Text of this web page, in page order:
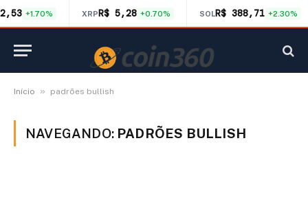
+1.70% XRPR$ 5,28 +0.70% SOLR$ 388,71 +2.30%
Início » padrões bullish
NAVEGANDO: PADRÕES BULLISH